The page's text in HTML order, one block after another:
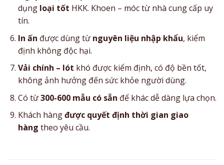
dụngloại tốt HKK. Khoen – móc từ nhà cung cấp uy
tín.
In ấn được dùng từ nguyên liệu nhập khẩu, kiểm
định không độc hại.
Vải chính – lót khó được kiểm định, có độ bền tốt,
không ảnh hưởng đến sức khỏe người dùng.
Có từ300-600 mẫu có sẵn để khác dễ dàng lựa chọn.
Khách hàngđược quyết định thời gian giao
hàng theo yêu cầu.